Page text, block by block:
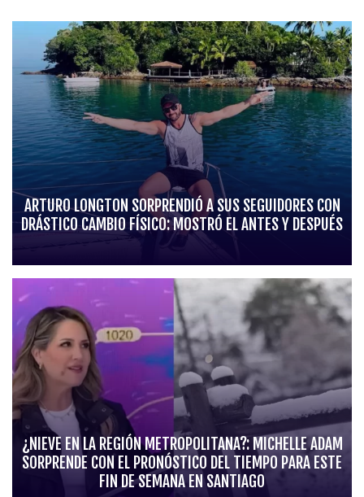
ARTURO LONGTON SORPRENDIÓ A SUS SEGUIDORES CON
DRÁSTICO CAMBIO FÍSICO: MOSTRÓ EL ANTES Y DESPUÉS
¿NIEVE EN LA REGIÓN METROPOLITANA?: MICHELLE ADAM
SORPRENDE CON EL PRONÓSTICO DEL TIEMPO PARA ESTE
FIN DE SEMANA EN SANTIAGO